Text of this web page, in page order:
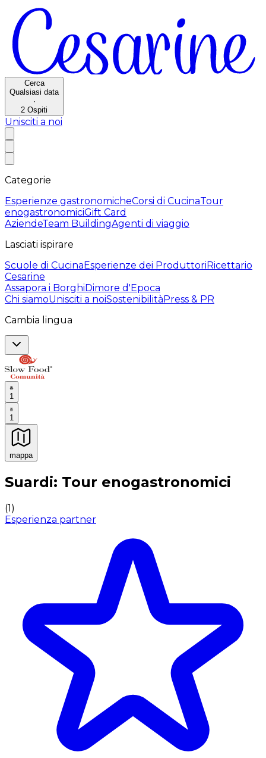
Cerca
Qualsiasi data
·
2 Ospiti
Unisciti a noi
Categorie
Esperienze gastronomicheCorsi di CucinaTour
enogastronomiciGift Card
AziendeTeam BuildingAgenti di viaggio
Lasciati ispirare
Scuole di CucinaEsperienze dei ProduttoriRicettario
Cesarine
Assapora i BorghiDimore d'Epoca
Chi siamoUnisciti a noiSostenibilitàPress & PR
Cambia lingua
1
1
mappa
Esperienze culinarie indimenticabili: Esperienze
Suardi: Tour enogastronomici
(1)
Esperienza partner